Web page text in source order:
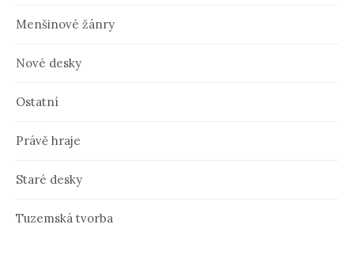
Menšinové žánry
Nové desky
Ostatní
Právě hraje
Staré desky
Tuzemská tvorba